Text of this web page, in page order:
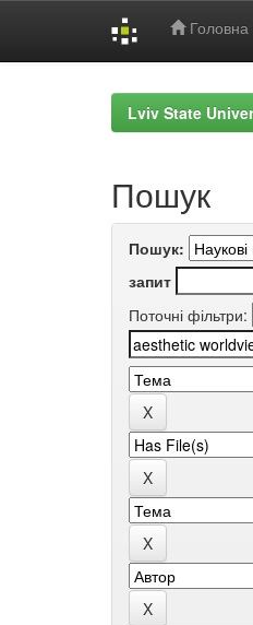
Головна
Lviv State
Пошук
Пошук:
запит
Поточні фільтри: